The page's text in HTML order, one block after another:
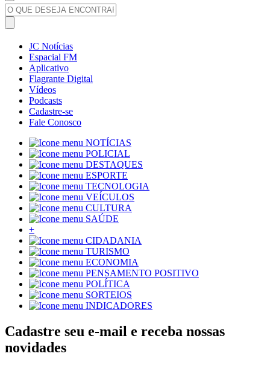
JC Notícias
Espacial FM
Aplicativo
Flagrante Digital
Vídeos
Podcasts
Cadastre-se
Fale Conosco
NOTÍCIAS
POLICIAL
DESTAQUES
ESPORTE
TECNOLOGIA
VEÍCULOS
CULTURA
SAÚDE
+
CIDADANIA
TURISMO
ECONOMIA
PENSAMENTO POSITIVO
POLÍTICA
SORTEIOS
INDICADORES
Cadastre seu e-mail e receba nossas
novidades